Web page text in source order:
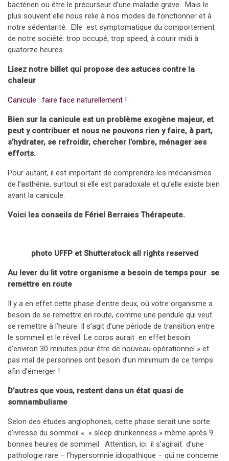
bactérien ou être le précurseur d’une maladie grave. Mais le
plus souvent elle nous relie à nos modes de fonctionner et à
notre sédentarité. Elle est symptomatique du comportement
de notre société: trop occupé, trop speed, à courir midi à
quatorze heures.
Lisez notre billet qui propose des astuces contre la
chaleur
Canicule : faire face naturellement !
Bien sur la canicule est un problème exogène majeur, et
peut y contribuer et nous ne pouvons rien y faire, à part,
s’hydrater, se refroidir, chercher l’ombre, ménager ses
efforts.
Pour autant, il est important de comprendre les mécanismes
de l’asthénie, surtout si elle est paradoxale et qu’elle existe bien
avant la canicule.
Voici les conseils de Fériel Berraies Thérapeute.
photo UFFP et Shutterstock all rights reserved
Au lever du lit votre organisme a besoin de temps pour se
remettre en route
Il y a en effet cette phase d’entre deux, où votre organisme a
besoin de se remettre en route, comme une pendule qui veut
se remettre à l’heure. Il s’agit d’une période de transition entre
le sommeil et le réveil. Le corps aurait en effet besoin
d’environ 30 minutes pour être de nouveau opérationnel » et
pas mal de personnes ont besoin d’un minimum de ce temps
afin d’émerger !
D’autres que vous, restent dans un état quasi de
somnambulisme
Selon des études anglophones, cette phase serait une sorte
d’ivresse du sommeil « « sleep drunkenness » même après 9
bonnes heures de sommeil. Attention, ici il s’agirait d’une
pathologie rare – l’hypersomnie idiopathique – qui ne concerne